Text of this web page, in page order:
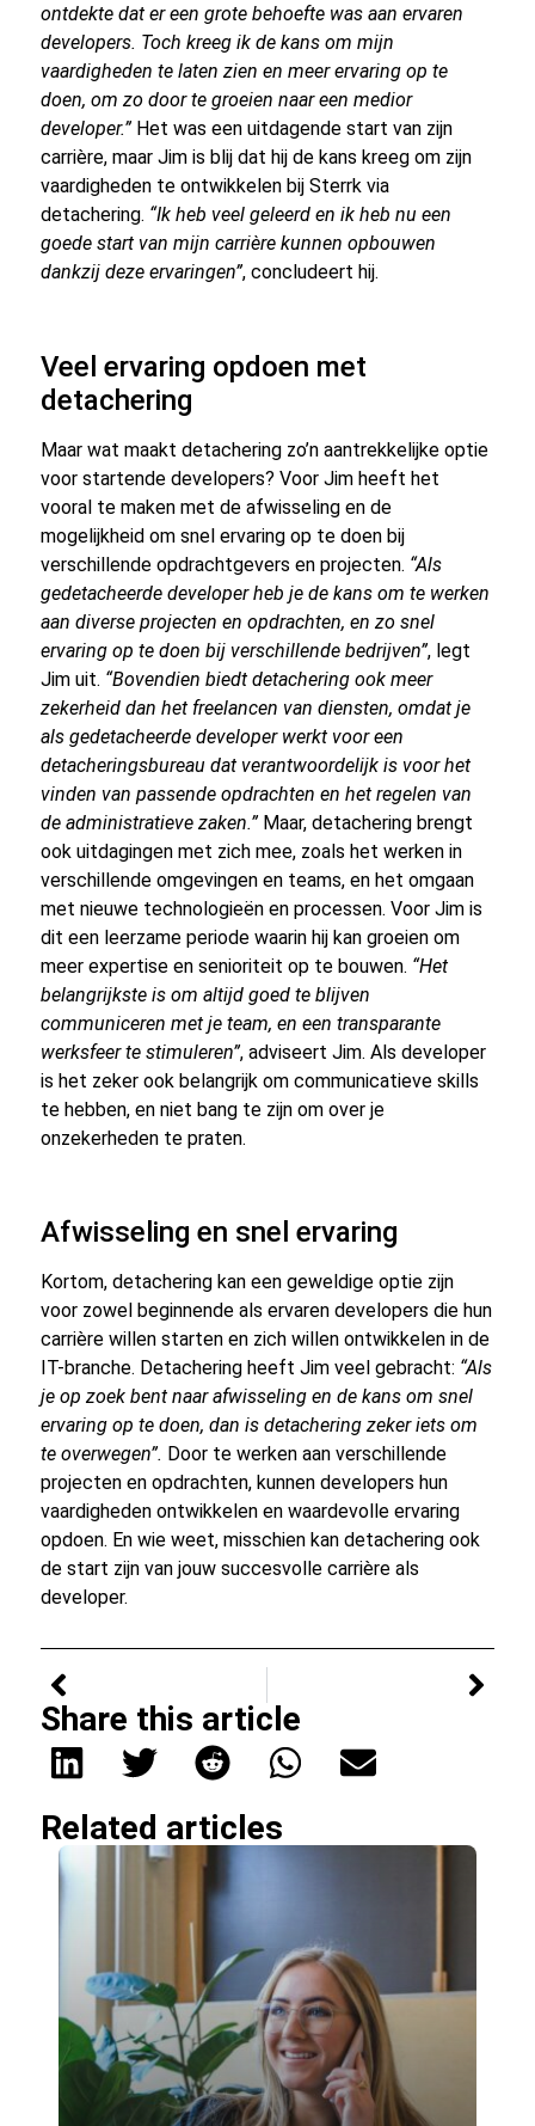
ontdekte dat er een grote behoefte was aan ervaren
developers. Toch kreeg ik de kans om mijn
vaardigheden te laten zien en meer ervaring op te
doen, om zo door te groeien naar een medior
developer.”Het was een uitdagende start van zijn
carrière, maar Jim is blij dat hij de kans kreeg om zijn
vaardigheden te ontwikkelen bij Sterrk via
detachering. “Ik heb veel geleerd en ik heb nu een
goede start van mijn carrière kunnen opbouwen
dankzij deze ervaringen”, concludeert hij.
Veel ervaring opdoen met
detachering
Maar wat maakt detachering zo’n aantrekkelijke optie
voor startende developers? Voor Jim heeft het
vooral te maken met de afwisseling en de
mogelijkheid om snel ervaring op te doen bij
verschillende opdrachtgevers en projecten. “Als
gedetacheerde developer heb je de kans om te werken
aan diverse projecten en opdrachten, en zo snel
ervaring op te doen bij verschillende bedrijven”, legt
Jim uit. “Bovendien biedt detachering ook meer
zekerheid dan het freelancen van diensten, omdat je
als gedetacheerde developer werkt voor een
detacheringsbureau dat verantwoordelijk is voor het
vinden van passende opdrachten en het regelen van
de administratieve zaken.”Maar, detachering brengt
ook uitdagingen met zich mee, zoals het werken in
verschillende omgevingen en teams, en het omgaan
met nieuwe technologieën en processen. Voor Jim is
dit een leerzame periode waarin hij kan groeien om
meer expertise en senioriteit op te bouwen. “Het
belangrijkste is om altijd goed te blijven
communiceren met je team, en een transparante
werksfeer te stimuleren”, adviseert Jim. Als developer
is het zeker ook belangrijk om communicatieve skills
te hebben, en niet bang te zijn om over je
onzekerheden te praten.
Afwisseling en snel ervaring
Kortom, detachering kan een geweldige optie zijn
voor zowel beginnende als ervaren developers die hun
carrière willen starten en zich willen ontwikkelen in de
IT-branche. Detachering heeft Jim veel gebracht: “Als
je op zoek bent naar afwisseling en de kans om snel
ervaring op te doen, dan is detachering zeker iets om
te overwegen”. Door te werken aan verschillende
projecten en opdrachten, kunnen developers hun
vaardigheden ontwikkelen en waardevolle ervaring
opdoen. En wie weet, misschien kan detachering ook
de start zijn van jouw succesvolle carrière als
developer.
Share this article
Related articles